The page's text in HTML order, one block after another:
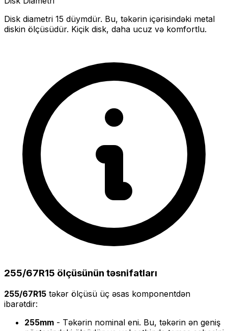
Disk diametri 15 düymdür. Bu, təkərin içərisindəki metal
diskin ölçüsüdür. Kiçik disk, daha ucuz və komfortlu.
255/67R15 ölçüsünün təsnifatları
255/67R15 təkər ölçüsü üç əsas komponentdən
ibarətdir:
255mm - Təkərin nominal eni. Bu, təkərin ən geniş